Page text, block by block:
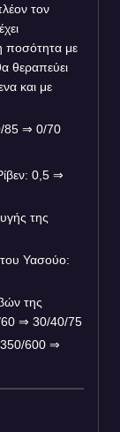
τον
ποσότητα με
θεραπεύει
και με
85 ⇒ 0/70
0,5 ⇒
της
Υασούο:
της
60 ⇒ 30/40/75
350/600 ⇒